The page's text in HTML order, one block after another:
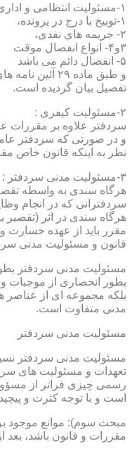
۱-مسئولیت انتظامی و اداری ماده ۳۸ قانون دفاتر اسناد رسمی مجازات های انتظامی را برمی شمرد که ۵ درجه شامل :
۱-توبیخ با درج در پرونده،
۲- جریمه های نقدی،
۳و۴- انواع انفصال موقت
۵- انفصال دائم می باشد
تفصیل بیان گردیده است.
۲-مسئولیت کیفری :
سردفتر علاوه بر مقررات عام مندرج در
و در صورتی که سردفتر
نظر به اینکه قانون خاص
۳-مسئولیت مدنی سردفتر :
هرگاه سندی به واسطه
سردفترانی که در انجام
هرگاه سندی در اثر (تقصیر
مقرر باید از عهده خسارت
قانون و مسئولیت مدنی
مسئولیت مدنی سردفتر
بطور انحصاری از موجبات و
بلکه مجموعه ای از عناصر
مدنی متفاوت است.
مسئولیت مدنی سردفتر
مسئولیت مدنی سردفتر
تعهدات و مسئولیت های
رسمی چیزی فراتر از
است و با توجه کثرت و
مقررات و قانون باشد،